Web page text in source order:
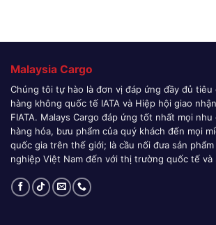
Malaysia Cargo
Chúng tôi tự hào là đơn vị đáp ứng đầy đủ tiêu
hàng không quốc tế IATA và Hiệp hội giao
FIATA. Malays Cargo đáp ứng tốt nhất mọi nhu
hàng hóa, bưu phẩm của quý khách đến mọi
quốc gia trên thế giới; là cầu nối đưa sản phẩm
nghiệp Việt Nam đến với thị trường quốc tế và